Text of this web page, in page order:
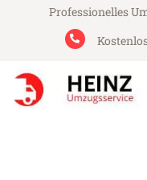
Professionelles